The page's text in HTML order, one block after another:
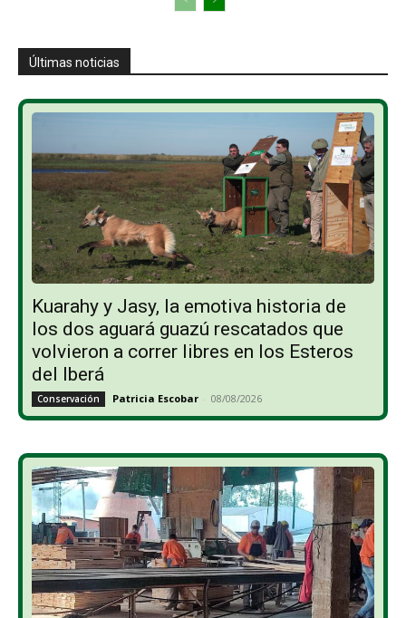
Últimas noticias
Kuarahy y Jasy, la emotiva historia de
los dos aguará guazú rescatados que
volvieron a correr libres en los Esteros
del Iberá
Conservación Patricia Escobar - 08/08/2026